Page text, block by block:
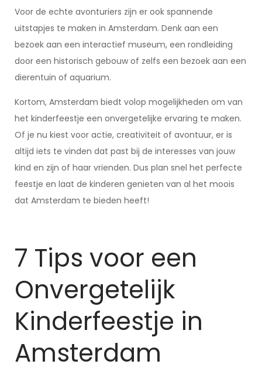
Voor de echte avonturiers zijn er ook spannende
uitstapjes te maken in Amsterdam. Denk aan een
bezoek aan een interactief museum, een rondleiding
door een historisch gebouw of zelfs een bezoek aan een
dierentuin of aquarium.
Kortom, Amsterdam biedt volop mogelijkheden om van
het kinderfeestje een onvergetelijke ervaring te maken.
Of je nu kiest voor actie, creativiteit of avontuur, er is
altijd iets te vinden dat past bij de interesses van jouw
kind en zijn of haar vrienden. Dus plan snel het perfecte
feestje en laat de kinderen genieten van al het moois
dat Amsterdam te bieden heeft!
7 Tips voor een
Onvergetelijk
Kinderfeestje in
Amsterdam